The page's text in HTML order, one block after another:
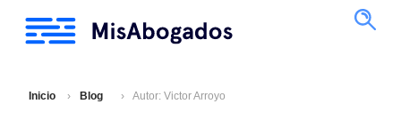
Inicio Blog Autor: Victor Arroyo